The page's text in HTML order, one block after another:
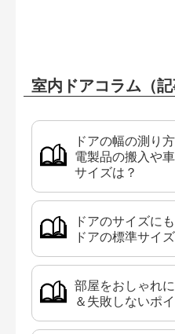
室内ドアコラム（記
ドアの幅の測り
電製品の搬入や
サイズは？
ドアのサイズに
ドアの標準サイ
部屋をおしゃれ
＆失敗しないポ